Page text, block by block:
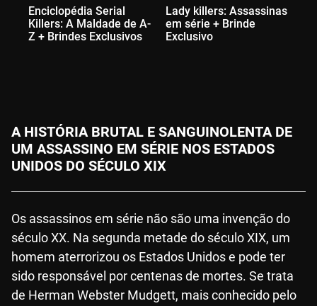
Enciclopédia Serial
Killers: A Maldade de A-
Z + Brindes Exclusivos
Lady killers: Assassinas
em série + Brinde
Exclusivo
A HISTÓRIA BRUTAL E SANGUINOLENTA DE
UM ASSASSINO EM SÉRIE NOS ESTADOS
UNIDOS DO SÉCULO XIX
Os assassinos em série não são uma invenção do
século XX. Na segunda metade do século XIX, um
homem aterrorizou os Estados Unidos e pode ter
sido responsável por centenas de mortes. Se trata
de Herman Webster Mudgett, mais conhecido pelo